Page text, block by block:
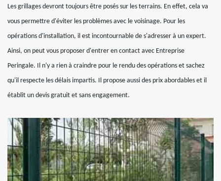
Les grillages devront toujours être posés sur les terrains. En effet, cela va
vous permettre d'éviter les problèmes avec le voisinage. Pour les
opérations d'installation, il est incontournable de s'adresser à un expert.
Ainsi, on peut vous proposer d'entrer en contact avec Entreprise
Peringale. Il n'y a rien à craindre pour le rendu des opérations et sachez
qu'il respecte les délais impartis. Il propose aussi des prix abordables et il
établit un devis gratuit et sans engagement.